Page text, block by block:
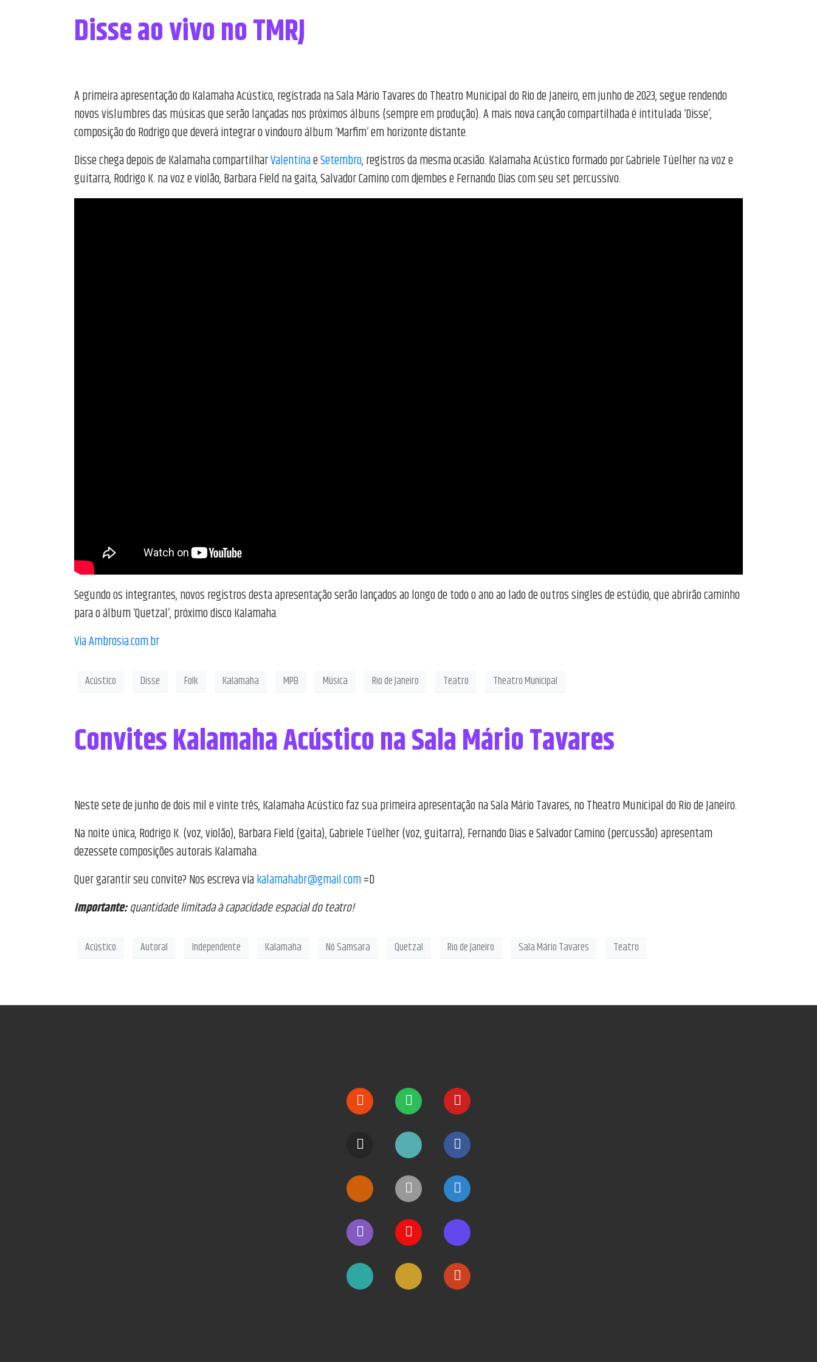
Disse ao vivo no TMRJ
A primeira apresentação do Kalamaha Acústico, registrada na Sala Mário Tavares do Theatro Municipal do Rio de Janeiro, em junho de 2023, segue rendendo
novos vislumbres das músicas que serão lançadas nos próximos álbuns (sempre em produção). A mais nova canção compartilhada é intitulada ‘Disse’,
composição do Rodrigo que deverá integrar o vindouro álbum ‘Marfim’ em horizonte distante.
Disse chega depois de Kalamaha compartilharValentinaeSetembro, registros da mesma ocasião. Kalamaha Acústico formado por Gabriele Túelher na voz e
guitarra, Rodrigo K. na voz e violão, Barbara Field na gaita, Salvador Camino com djembes e Fernando Dias com seu set percussivo.
Segundo os integrantes, novos registros desta apresentação serão lançados ao longo de todo o ano ao lado de outros singles de estúdio, que abrirão caminho
para o álbum ‘Quetzal’, próximo disco Kalamaha.
Via Ambrosia.com.br
Acústico Disse Folk Kalamaha MPB Música Rio de Janeiro Teatro Theatro Municipal
Convites Kalamaha Acústico na Sala Mário Tavares
Neste sete de junho de dois mil e vinte três, Kalamaha Acústico faz sua primeira apresentação na Sala Mário Tavares, no Theatro Municipal do Rio de Janeiro.
Na noite única, Rodrigo K. (voz, violão), Barbara Field (gaita), Gabriele Túelher (voz, guitarra), Fernando Dias e Salvador Camino (percussão) apresentam
dezessete composições autorais Kalamaha.
Quer garantir seu convite? Nos escreva viakalamahabr@gmail.com=D
Importante:quantidade limitada à capacidade espacial do teatro!
Acústico Autoral Independente Kalamaha Nó Samsara Quetzal Rio de Janeiro Sala Mário Tavares Teatro